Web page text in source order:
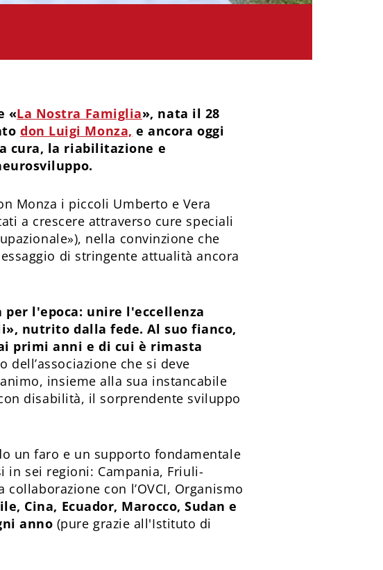
«La Nostra Famiglia», nata il 28
don Luigi Monza, e ancora oggi
cura, la riabilitazione e
Monza i piccoli Umberto e Vera
a crescere attraverso cure speciali
nella convinzione che
di stringente attualità ancora
l'epoca: unire l'eccellenza
nutrito dalla fede. Al suo fianco,
primi anni e di cui è rimasta
dell’associazione che si deve
insieme alla sua instancabile
disabilità, il sorprendente sviluppo
un faro e un supporto fondamentale
in sei regioni: Campania, Friuli-
con l’OVCI, Organismo
Cina, Ecuador, Marocco, Sudan e
anno (pure grazie all'Istituto di